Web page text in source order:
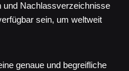
und Nachlassverzeichnisse
sein, um weltweit
genaue und begreifliche